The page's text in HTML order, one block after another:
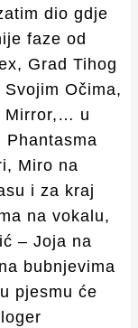
dio gdje
faze od
Grad Tihog
Očima,
Mirror,… u
Phantasma
Miro na
i za kraj
na vokalu,
– Joja na
bubnjevima
pjesmu će